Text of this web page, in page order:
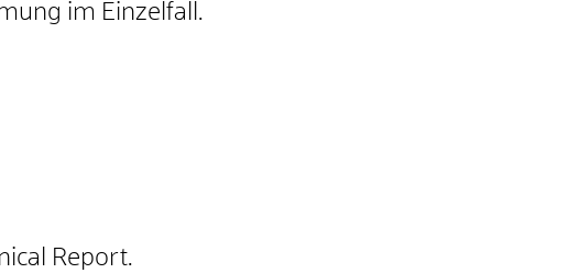
im Einzelfall.
Report.